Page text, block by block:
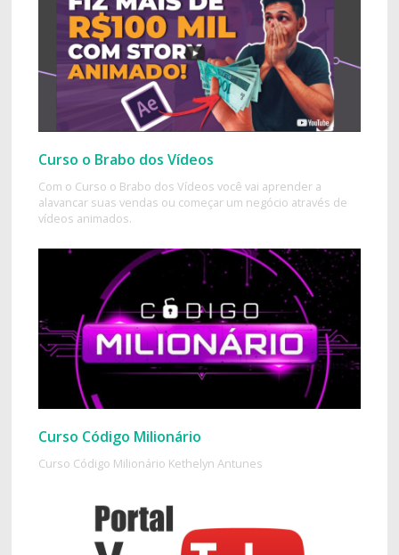
Curso o Brabo dos Vídeos
Com o Curso o Brabo dos Vídeos você vai aprender a
alavancar suas vendas ou começar um negócio através de
vídeos animados.
Curso Código Milionário
Curso Código Milionário Kethelyn Antunes